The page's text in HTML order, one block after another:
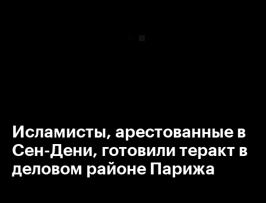
Исламисты, арестованные в
Сен-Дени, готовили теракт в
деловом районе Парижа